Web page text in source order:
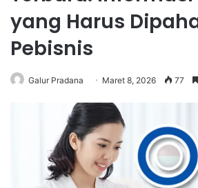
yang Harus
Pebisnis
Galur Pradana Maret 8, 2026 77